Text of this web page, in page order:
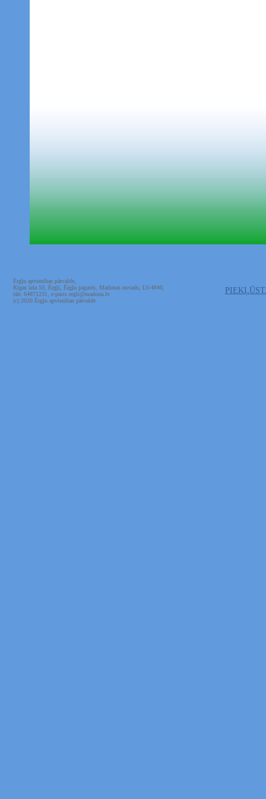
Ērgļu apvienības pārvalde,
Rīgas iela 10, Ērgļi, Ērgļu pagasts, Madonas novads, LV-4840,
tālr. 64871231, e-pasts ergli@madona.lv
(c) 2026 Ērgļu apvienības pārvalde